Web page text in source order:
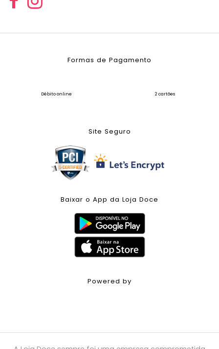
Formas de Pagamento
Débito online 2 cartões
Site Seguro
Baixar o App da Loja Doce
Powered by